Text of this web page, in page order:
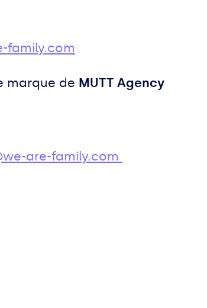
family.com
marque de MUTT Agency
are-family.com